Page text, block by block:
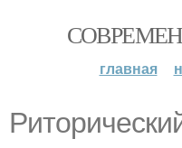
главная